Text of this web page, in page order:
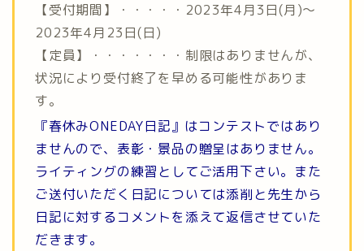
【受付期間】・・・・・2023年4月3日(月)〜
2023年4月23日(日)
【定員】・・・・・・・制限はありませんが、
状況により受付終了を早める可能性がありま
す。
『春休みONEDAY日記』はコンテストではあり
ませんので、表彰・景品の贈呈はありません。
ライティングの練習としてご活用下さい。また
ご送付いただく日記については添削と先生から
日記に対するコメントを添えて返信させていた
だきます。